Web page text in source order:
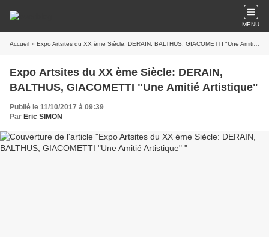
MENU
Accueil » Expo Artsites du XX ème Siècle: DERAIN, BALTHUS, GIACOMETTI "Une Amitié Artistique"
Expo Artsites du XX ème Siècle: DERAIN,
BALTHUS, GIACOMETTI "Une Amitié Artistique"
Publié le 11/10/2017 à 09:39
Par Eric SIMON